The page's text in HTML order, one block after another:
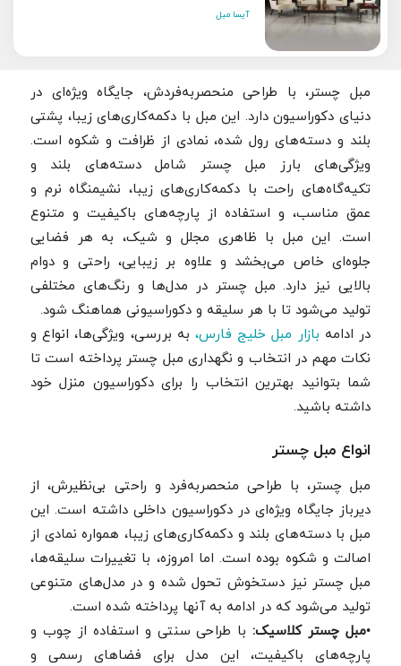
آیسا مبل
مبل چستر، با طراحی منحصربه‌فردش، جایگاه ویژه‌ای در
دنیای دکوراسیون دارد. این مبل با دکمه‌کاری‌های زیبا، پشتی
بلند و دسته‌های رول شده، نمادی از ظرافت و شکوه است.
ویژگی‌های بارز مبل چستر شامل دسته‌های بلند و
تکیه‌گاه‌های راحت با دکمه‌کاری‌های زیبا، نشیمنگاه نرم و
عمق مناسب، و استفاده از پارچه‌های باکیفیت و متنوع
است. این مبل با ظاهری مجلل و شیک، به هر فضایی
جلوه‌ای خاص می‌بخشد و علاوه بر زیبایی، راحتی و دوام
بالایی نیز دارد. مبل چستر در مدل‌ها و رنگ‌های مختلفی
تولید می‌شود تا با هر سلیقه و دکوراسیونی هماهنگ شود.
در ادامه بازار مبل خلیج فارس، به بررسی، ویژگی‌ها، انواع و
نکات مهم در انتخاب و نگهداری مبل چستر پرداخته است تا
شما بتوانید بهترین انتخاب را برای دکوراسیون منزل خود
داشته باشید.
انواع مبل چستر
مبل چستر، با طراحی منحصربه‌فرد و راحتی بی‌نظیرش، از
دیرباز جایگاه ویژه‌ای در دکوراسیون داخلی داشته است. این
مبل با دسته‌های بلند و دکمه‌کاری‌های زیبا، همواره نمادی از
اصالت و شکوه بوده است. اما امروزه، با تغییرات سلیقه‌ها،
مبل چستر نیز دستخوش تحول شده و در مدل‌های متنوعی
تولید می‌شود که در ادامه به آنها پرداخته شده است.
•مبل چستر کلاسیک:با طراحی سنتی و استفاده از چوب و
پارچه‌های باکیفیت، این مدل برای فضاهای رسمی و